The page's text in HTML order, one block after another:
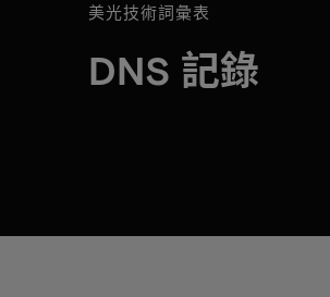
美光技術詞彙表
DNS 記錄